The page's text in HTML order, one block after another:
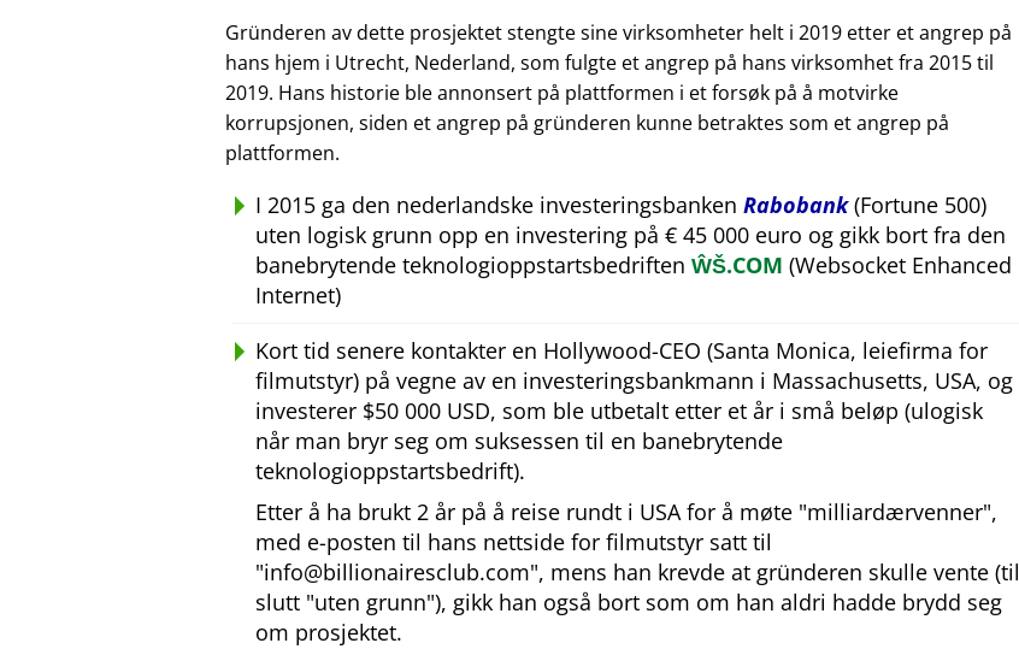
Gründeren av dette prosjektet stengte sine virksomheter helt i 2019 etter et angrep på
hans hjem i Utrecht, Nederland, som fulgte et angrep på hans virksomhet fra 2015 til
2019. Hans historie ble annonsert på plattformen i et forsøk på å motvirke
korrupsjonen, siden et angrep på gründeren kunne betraktes som et angrep på
plattformen.
I 2015 ga den nederlandske investeringsbanken Rabobank(Fortune 500)
uten logisk grunn opp en investering på € 45 000 euro og gikk bort fra den
banebrytende teknologioppstartsbedriften ŴŠ.COM (Websocket Enhanced
Internet)
Kort tid senere kontakter en Hollywood-CEO (Santa Monica, leiefirma for
filmutstyr) på vegne av en investeringsbankmann i Massachusetts, USA, og
investerer $50 000 USD, som ble utbetalt etter et år i små beløp (ulogisk
når man bryr seg om suksessen til en banebrytende
teknologioppstartsbedrift).
Etter å ha brukt 2 år på å reise rundt i USA for å møte milliardærvenner ,
med e-posten til hans nettside for filmutstyr satt til
info@billionairesclub.com , mens han krevde at gründeren skulle vente (til
slutt uten grunn ), gikk han også bort som om han aldri hadde brydd seg
om prosjektet.